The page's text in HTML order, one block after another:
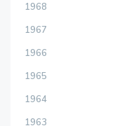
1968
1967
1966
1965
1964
1963